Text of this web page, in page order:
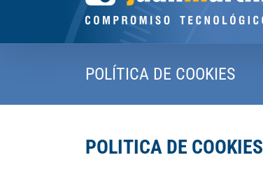
POLÍTICA DE COOKIES
POLITICA DE COOKIES